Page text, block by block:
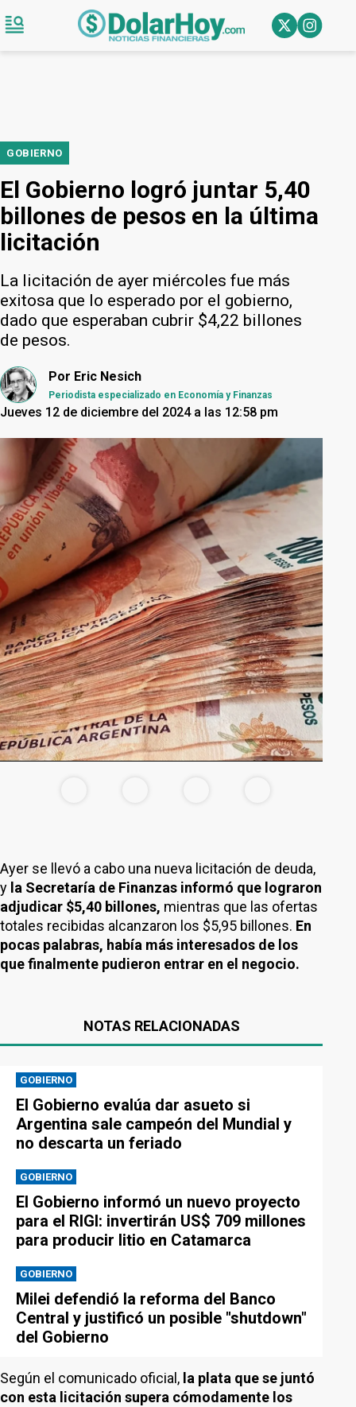
GOBIERNO
El Gobierno logró juntar 5,40
billones de pesos en la última
licitación
La licitación de ayer miércoles fue más
exitosa que lo esperado por el gobierno,
dado que esperaban cubrir $4,22 billones
de pesos.
Por Eric Nesich
Periodista especializado en Economía y Finanzas
Jueves 12 de diciembre del 2024 a las 12:58 pm
Ayer se llevó a cabo una nueva licitación de deuda,
y la Secretaría de Finanzas informó que lograron
adjudicar $5,40 billones, mientras que las ofertas
totales recibidas alcanzaron los $5,95 billones. En
pocas palabras, había más interesados de los
que finalmente pudieron entrar en el negocio.
NOTAS RELACIONADAS
GOBIERNO
El Gobierno evalúa dar asueto si
Argentina sale campeón del Mundial y
no descarta un feriado
GOBIERNO
El Gobierno informó un nuevo proyecto
para el RIGI: invertirán US$ 709 millones
para producir litio en Catamarca
GOBIERNO
Milei defendió la reforma del Banco
Central y justificó un posible "shutdown"
del Gobierno
Según el comunicado oficial, la plata que se juntó
con esta licitación supera cómodamente los